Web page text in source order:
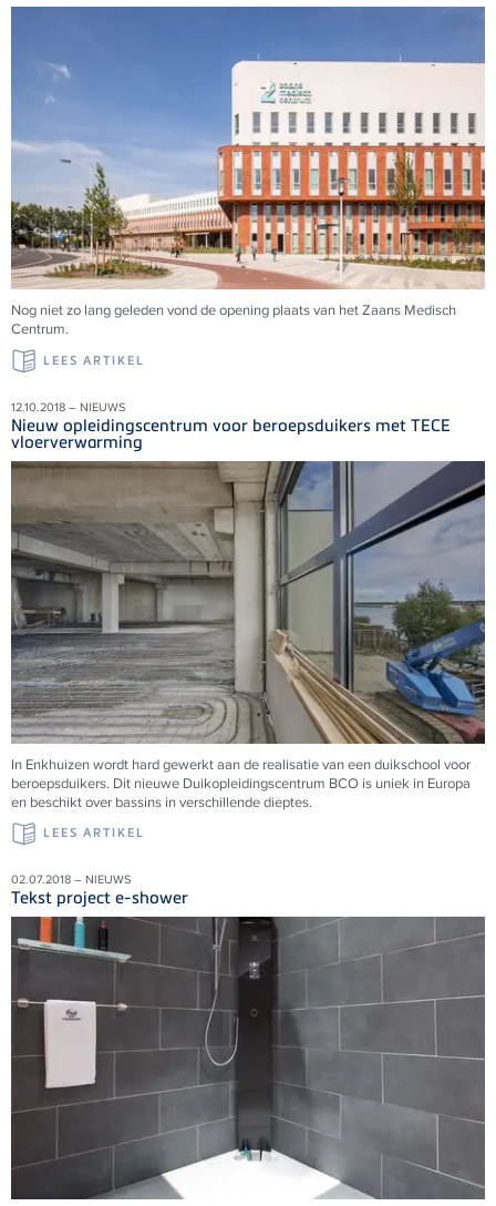
Nog niet zo lang geleden vond de opening plaats van het Zaans Medisch
Centrum.
LEES ARTIKEL
12.10.2018 – NIEUWS
Nieuw opleidingscentrum voor beroepsduikers met TECE
vloerverwarming
In Enkhuizen wordt hard gewerkt aan de realisatie van een duikschool voor
beroepsduikers. Dit nieuwe Duikopleidingscentrum BCO is uniek in Europa
en beschikt over bassins in verschillende dieptes.
LEES ARTIKEL
02.07.2018 – NIEUWS
Tekst project e-shower